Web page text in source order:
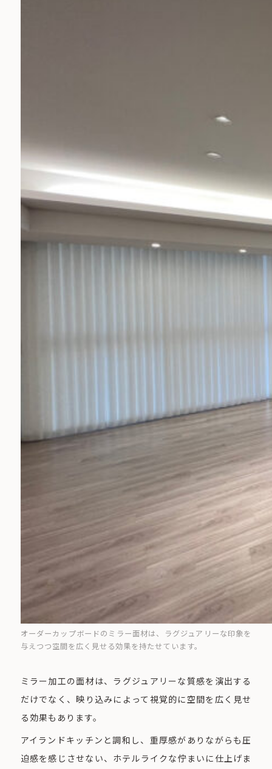
オーダーカップボードのミラー面材は、ラグジュアリーな印象を
与えつつ空間を広く見せる効果を持たせています。
ミラー加工の面材は、ラグジュアリーな質感を演出する
だけでなく、映り込みによって視覚的に空間を広く見せ
る効果もあります。
アイランドキッチンと調和し、重厚感がありながらも圧
迫感を感じさせない、ホテルライクな佇まいに仕上げま